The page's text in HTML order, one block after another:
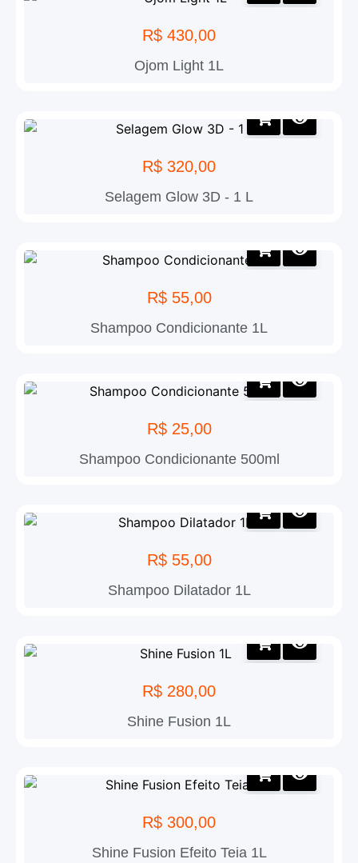
R$ 430,00
Ojom Light 1L
R$ 320,00
Selagem Glow 3D - 1 L
R$55,00
Shampoo Condicionante 1L
R$25,00
Shampoo Condicionante 500ml
R$55,00
Shampoo Dilatador 1L
R$ 280,00
Shine Fusion 1L
R$ 300,00
Shine Fusion Efeito Teia 1L